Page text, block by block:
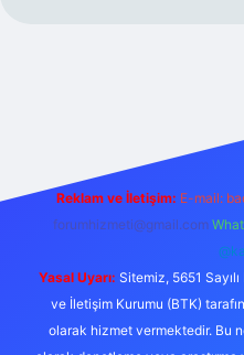
Reklam ve İletişim: E-mail:
forumhizmeti@gmail.com
Yasal Uyarı: Sitemiz, 5651
ve İletişim Kurumu (BTK)
olarak hizmet vermektedir. Bu